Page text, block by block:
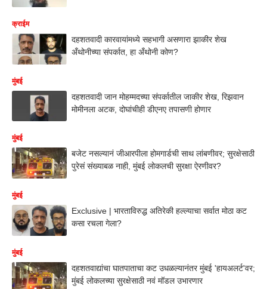
क्राईम
दहशतवादी कारवायांमध्ये सहभागी असणारा झाकीर शेख
अँथोनीच्या संपर्कात, हा अँथोनी कोण?
मुंबई
दहशतवादी जान मोहम्मदच्या संपर्कातील जाकीर शेख, रिझवान
मोमीनला अटक, दोघांचीही डीएनए तपासणी होणार
मुंबई
बजेट नसल्यानं जीआरपीला होमगार्डची साथ लांबणीवर; सुरक्षेसाठी
पुरेसं संख्याबळ नाही, मुंबई लोकलची सुरक्षा ऐरणीवर?
मुंबई
Exclusive | भारताविरुद्ध अतिरेकी हल्ल्याचा सर्वात मोठा कट
कसा रचला गेला?
मुंबई
दहशतवाद्यांचा घातपाताचा कट उधळल्यानंतर मुंबई 'हायअलर्ट'वर;
मुंबई लोकलच्या सुरक्षेसाठी नवं मॉडल उभारणार